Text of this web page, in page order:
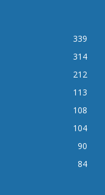
339
314
212
113
108
104
90
84